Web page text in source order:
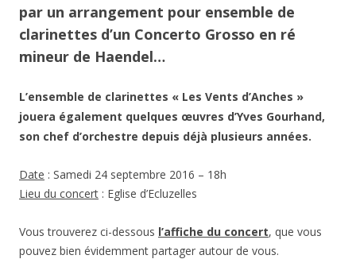
par un arrangement pour ensemble de
clarinettes d’un Concerto Grosso en ré
mineur de Haendel…
L’ensemble de clarinettes « Les Vents d’Anches »
jouera également quelques œuvres d’Yves Gourhand,
son chef d’orchestre depuis déjà plusieurs années.
Date : Samedi 24 septembre 2016 – 18h
Lieu du concert : Eglise d’Ecluzelles
Vous trouverez ci-dessous l’affiche du concert, que vous
pouvez bien évidemment partager autour de vous.